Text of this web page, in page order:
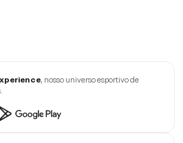
, nosso universo esportivo de